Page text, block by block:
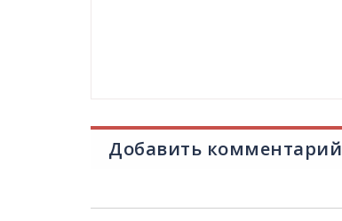
Добавить комментарий